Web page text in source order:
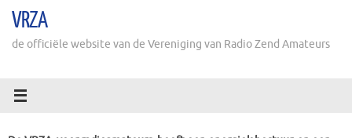
naarVRZA
de officiële website van de Vereniging van Radio Zend Amateurs